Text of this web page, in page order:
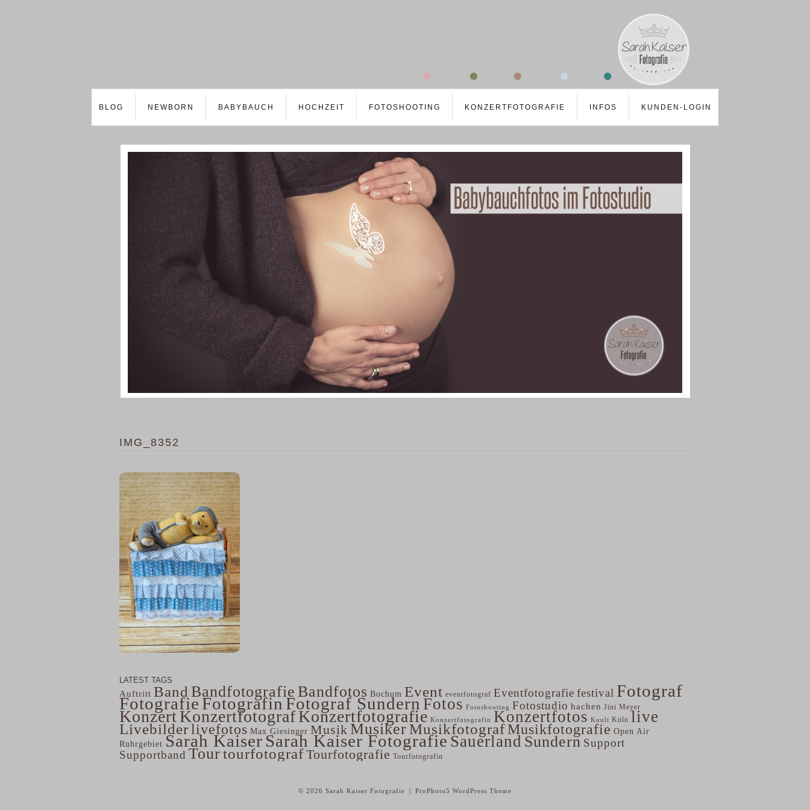
BLOG NEWBORN BABYBAUCH HOCHZEIT FOTOSHOOTING KONZERTFOTOGRAFIE INFOS KUNDEN-LOGIN
IMG_8352
LATEST TAGS
Auftritt Band Bandfotografie Bandfotos Bochum Event eventfotograf Eventfotografie festival Fotograf
Fotografie Fotografin Fotograf Sundern Fotos Fotoshooting Fotostudio hachen Jini Meyer
KonzertKonzertfotografKonzertfotografie Konzertfotografin Konzertfotos Kuult Köln live
Livebilderlivefotos Max Giesinger Musik MusikerMusikfotografMusikfotografie Open Air
Ruhrgebiet Sarah Kaiser Sarah Kaiser Fotografie Sauerland Sundern Support
Supportband TourtourfotografTourfotografie Tourfotografin
© 2026 Sarah Kaiser Fotografie ProPhoto5 WordPress Theme